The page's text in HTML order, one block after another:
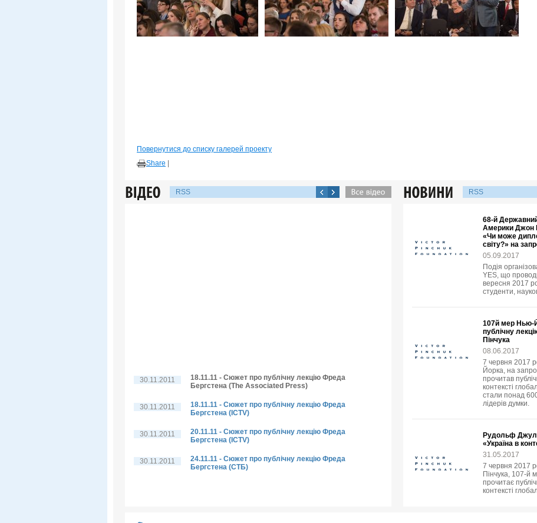
Повернутися до списку галерей проекту
Share
RSS
30.11.2011
18.11.11 - Сюжет про публічну лекцію Фреда
Бергстена (The Associated Press)
30.11.2011
18.11.11 - Сюжет про публічну лекцію Фреда
Бергстена (ICTV)
30.11.2011
20.11.11 - Сюжет про публічну лекцію Фреда
Бергстена (ICTV)
30.11.2011
24.11.11 - Сюжет про публічну лекцію Фреда
Бергстена (СТБ)
RSS
68-й
Америки Джон
«Чи може
світу?» на
05.09.2017
Подія
YES, що
вересня 2017
студенти,
107й мер Нью-
публічну
Пінчука
08.06.2017
7 червня 2017
Йорка, на
прочитав
контексті
стали понад 600
лідерів думки.
Рудольф
«Україна в
31.05.2017
7 червня 2017
Пінчука, 107-й
прочитає
контексті